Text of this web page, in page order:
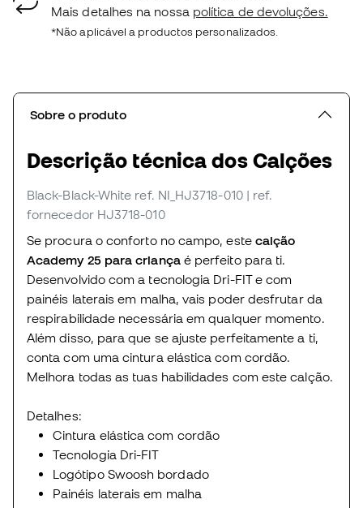
Mais detalhes na nossa política de devoluções.
*Não aplicável a productos personalizados.
Sobre o produto
Descrição técnica dos Calções
Black-Black-White ref. NI_HJ3718-010 | ref.
fornecedor HJ3718-010
Se procura o conforto no campo, estecalção
Academy 25 para criança é perfeito para ti.
Desenvolvido com a tecnologia Dri-FIT e com
painéis laterais em malha, vais poder desfrutar da
respirabilidade necessária em qualquer momento.
Além disso, para que se ajuste perfeitamente a ti,
conta com uma cintura elástica com cordão.
Melhora todas as tuas habilidades com este calção.
Detalhes:
Cintura elástica com cordão
Tecnologia Dri-FIT
Logótipo Swoosh bordado
Painéis laterais em malha